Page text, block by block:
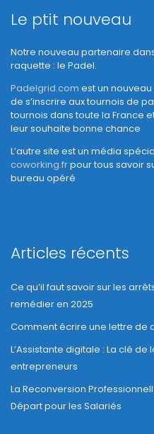
Le ptit nouveau
Notre nouveau partenaire
raquette : le Padel.
Padelgrid.com est un
de s’inscrire aux tournois de
tournois dans toute la France
leur souhaite bonne chance
L’autre site est un média
coworking.frpour tous savoir
bureau opéré
Articles récents
Ce qu’il faut savoir sur les
remédier en 2025
Comment écrire une lettre de
L’Assistante digitale : La clé
entrepreneurs
La Reconversion
Départ pour les Salariés